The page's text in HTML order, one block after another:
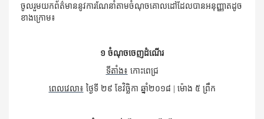
ចូល​រួម​​យក​​ព័ត៌មាន​​នូវ​ការ​ណែនាំ​តាម​ចំណុច​គោលដៅ​ដែល​បាន​អនុញ្ញាត​ដូច​
ខាង​ក្រោម៖
១ ចំណុចចេញដំណើរ
ទីតាំង៖ កោះពេជ្រ
ពេលវេលា៖ ថ្ងៃទី ២៩ ខែវិច្ឆិកា ឆ្នាំ២០១៨ ម៉ោង ៥ ព្រឹក